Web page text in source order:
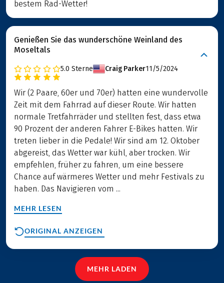
bestem Rad-Wetter!
Genießen Sie das wunderschöne Weinland des
Moseltals
5.0 Sterne Craig Parker11/5/2024
Wir (2 Paare, 60er und 70er) hatten eine wundervolle
Zeit mit dem Fahrrad auf dieser Route. Wir hatten
normale Tretfahrräder und stellten fest, dass etwa
90 Prozent der anderen Fahrer E-Bikes hatten. Wir
treten lieber in die Pedale! Wir sind am 12. Oktober
abgereist, das Wetter war kühl, aber trocken. Wir
empfehlen, früher zu fahren, um eine bessere
Chance auf wärmeres Wetter und mehr Festivals zu
haben. Das Navigieren vom ...
MEHR LESEN
ORIGINAL ANZEIGEN
MEHR LADEN